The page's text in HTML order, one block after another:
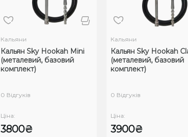
Кальяни
Кальян Sky Hookah Mini
(металевий, базовий
комплект)
0 Відгуків
Ціна:
3800₴
Кальяни
Кальян Sky Hookah
(металевий, базовий
комплект)
0 Відгуків
Ціна:
3900₴